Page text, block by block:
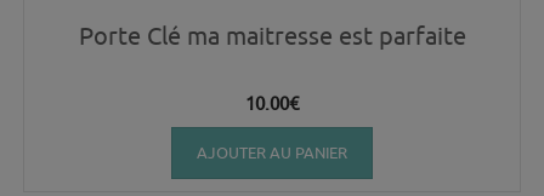
Porte Clé ma maitresse est parfaite
10.00€
AJOUTER AU PANIER